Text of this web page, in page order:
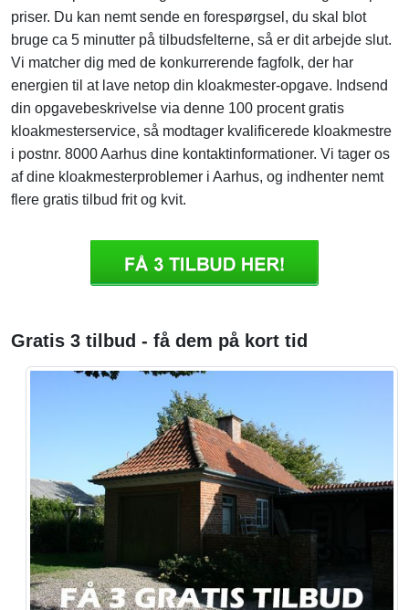
priser. Du kan nemt sende en forespørgsel, du skal blot
bruge ca 5 minutter på tilbudsfelterne, så er dit arbejde slut.
Vi matcher dig med de konkurrerende fagfolk, der har
energien til at lave netop din kloakmester-opgave. Indsend
din opgavebeskrivelse via denne 100 procent gratis
kloakmesterservice, så modtager kvalificerede kloakmestre
i postnr. 8000 Aarhus dine kontaktinformationer. Vi tager os
af dine kloakmesterproblemer i Aarhus, og indhenter nemt
flere gratis tilbud frit og kvit.
Gratis 3 tilbud - få dem på kort tid